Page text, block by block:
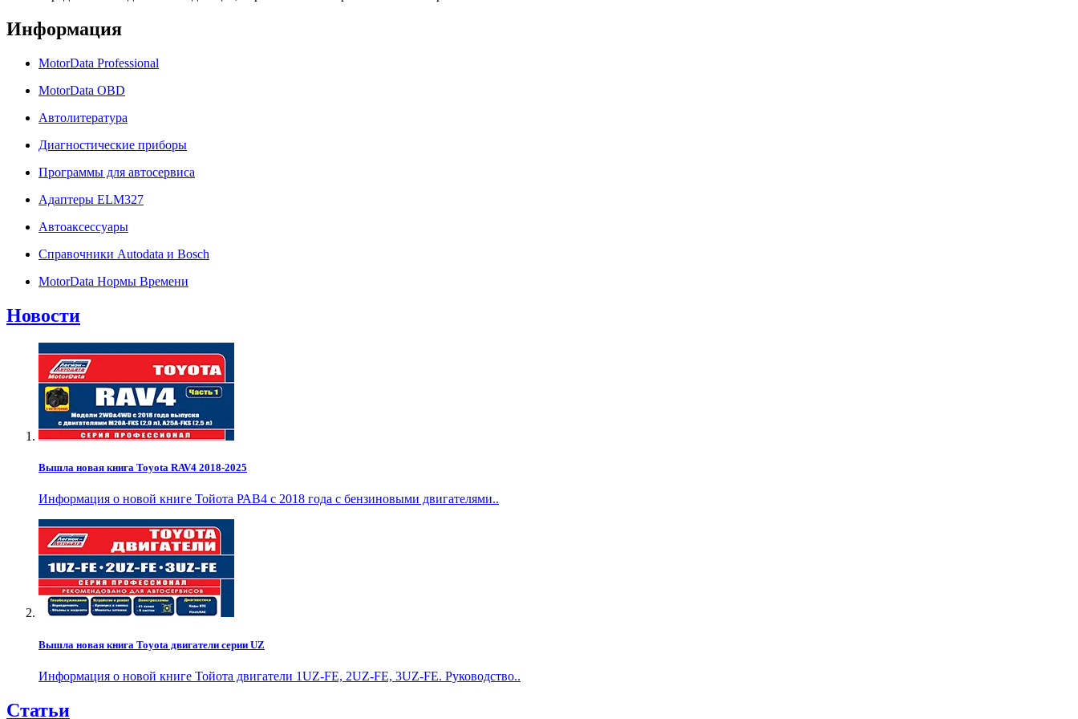
Информация
MotorData Professional
MotorData OBD
Автолитература
Диагностические приборы
Программы для автосервиса
Адаптеры ELM327
Автоаксессуары
Справочники Autodata и Bosch
MotorData Нормы Времени
Новости
Вышла новая книга Toyota RAV4 2018-2025
Информация о новой книге Тойота РАВ4 с 2018 года с бензиновыми двигателями..
Вышла новая книга Toyota двигатели серии UZ
Информация о новой книге Тойота двигатели 1UZ-FE, 2UZ-FE, 3UZ-FE. Руководство..
Статьи